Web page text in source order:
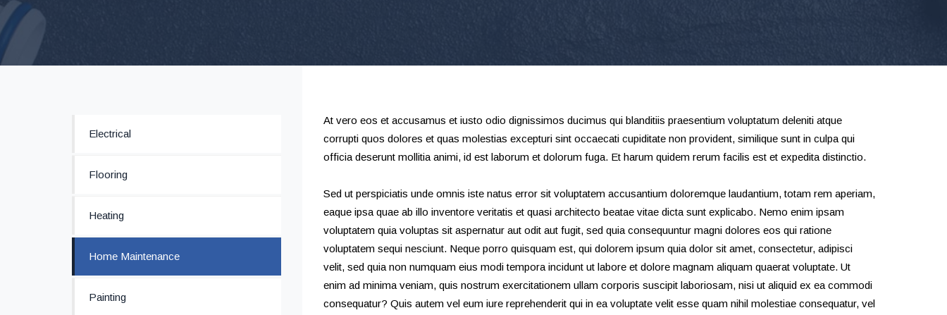
At vero eos et accusamus et iusto odio dignissimos ducimus qui blanditiis praesentium voluptatum deleniti atque
corrupti quos dolores et quas molestias excepturi sint occaecati cupiditate non provident, similique sunt in culpa qui
officia deserunt mollitia animi, id est laborum et dolorum fuga. Et harum quidem rerum facilis est et expedita distinctio.
Sed ut perspiciatis unde omnis iste natus error sit voluptatem accusantium doloremque laudantium, totam rem aperiam,
eaque ipsa quae ab illo inventore veritatis et quasi architecto beatae vitae dicta sunt explicabo. Nemo enim ipsam
voluptatem quia voluptas sit aspernatur aut odit aut fugit, sed quia consequuntur magni dolores eos qui ratione
voluptatem sequi nesciunt. Neque porro quisquam est, qui dolorem ipsum quia dolor sit amet, consectetur, adipisci
velit, sed quia non numquam eius modi tempora incidunt ut labore et dolore magnam aliquam quaerat voluptate. Ut
enim ad minima veniam, quis nostrum exercitationem ullam corporis suscipit laboriosam, nisi ut aliquid ex ea commodi
consequatur? Quis autem vel eum iure reprehenderit qui in ea voluptate velit esse quam nihil molestiae consequatur, vel
Electrical
Flooring
Heating
Home Maintenance
Painting